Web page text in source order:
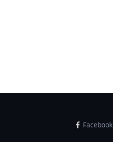
Facebook